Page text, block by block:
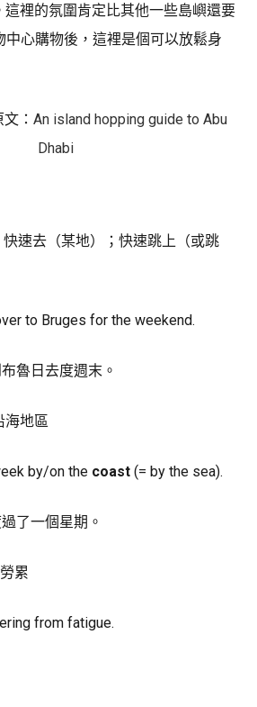
這裡的氛圍肯定比其他一些島嶼還要
中心購物後，這裡是個可以放鬆身
： An island hopping guide to Abu
Dhabi
快速去（某地）；快速跳上（或跳
to Bruges for the weekend.
魯日去度週末。
海地區
by/on the coast (= by the sea).
了一個星期。
累
from fatigue.